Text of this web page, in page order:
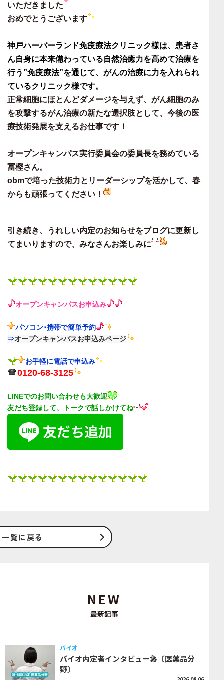
NEW
最新記事
バイオ
バイオ内定者インタビュー🎤〔医薬品分
野〕
いただきました
おめでとうございます
神戸ハーバーランド免疫療法クリニック様は、 患者さ
ん自身に本来備わっている自然治癒力を高めて治療を
行う”免疫療法”を通じて、がんの治療に力を入れられ
ているクリニック様です。
正常細胞にほとんどダメージを与えず、がん細胞のみ
を攻撃するがん治療の新たな選択肢として、今後の医
療技術発展を支えるお仕事です！
オープンキャンパス実行委員会の委員長を務めている
冨樫さん。
obmで培った技術力とリーダーシップを活かして、春
からも頑張ってください！
引き続き、うれしい内定のお知らせをブログに更新し
てまいりますので、 みなさんお楽しみに
オープンキャンパスお申込み
パソコン･携帯で簡単予約
⇒オープンキャンパスお申込みページ
お手軽に電話で申込み
0120-68-3125
LINEでのお問い合わせも大歓迎
友だち登録して、トークで話しかけてね
一覧に戻る